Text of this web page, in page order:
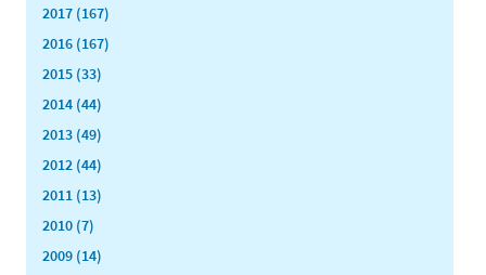
2017 (167)
2016 (167)
2015 (33)
2014 (44)
2013 (49)
2012 (44)
2011 (13)
2010 (7)
2009 (14)